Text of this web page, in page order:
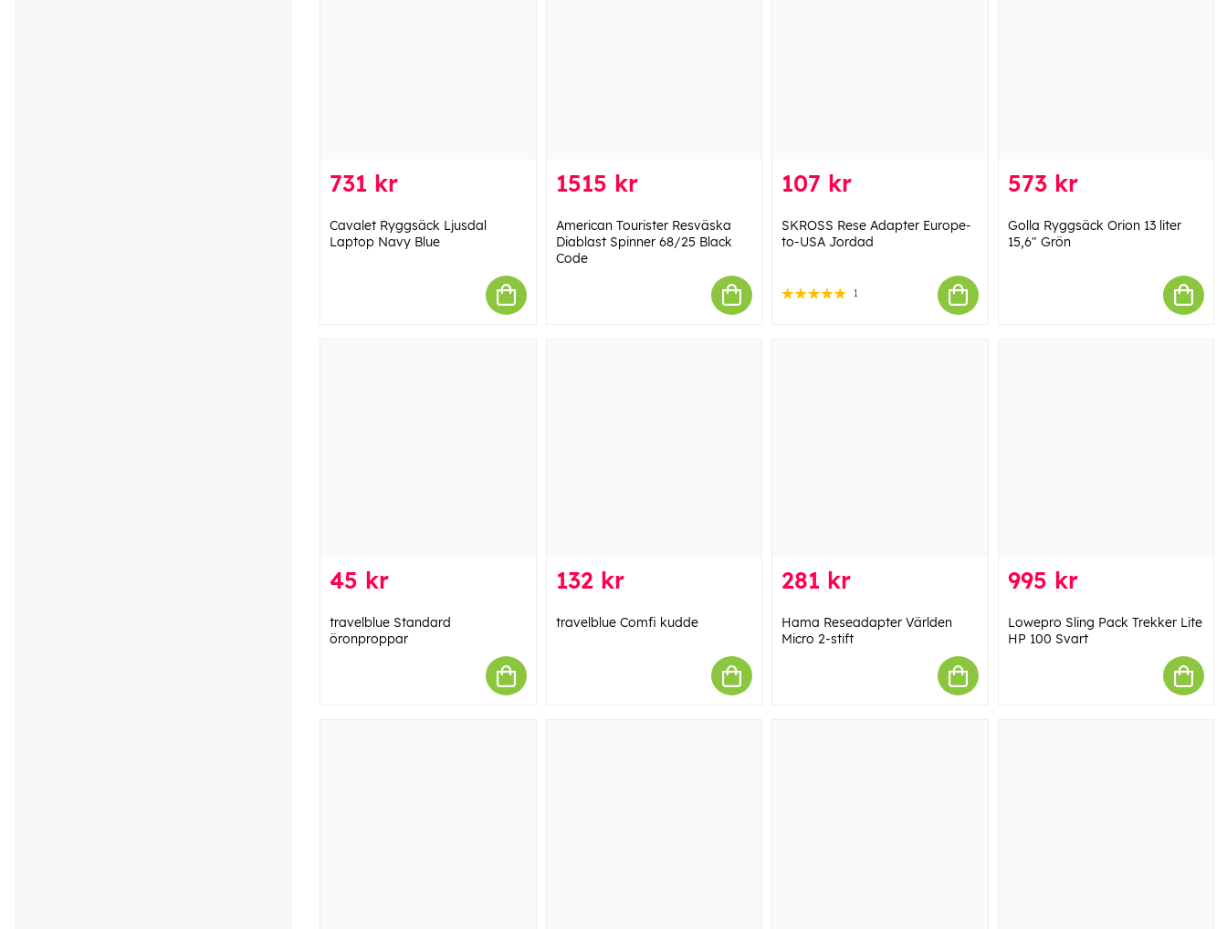
731 kr
Cavalet Ryggsäck Ljusdal
Laptop Navy Blue
1515 kr
American Tourister Resväska
Diablast Spinner 68/25 Black
Code
107 kr
SKROSS Rese Adapter Europe-
to-USA Jordad
1
573 kr
Golla Ryggsäck Orion 13 liter
15,6" Grön
45 kr
travelblue Standard
öronproppar
132 kr
travelblue Comfi kudde
281 kr
Hama Reseadapter Världen
Micro 2-stift
995 kr
Lowepro Sling Pack Trekker Lite
HP 100 Svart